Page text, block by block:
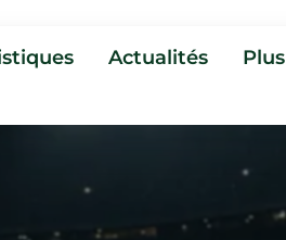
Actualités Plus